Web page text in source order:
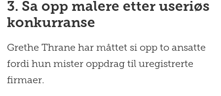
3. Sa opp malere etter useriøs
konkurranse
Grethe Thrane har måttet si opp to ansatte
fordi hun mister oppdrag til uregistrerte
firmaer.